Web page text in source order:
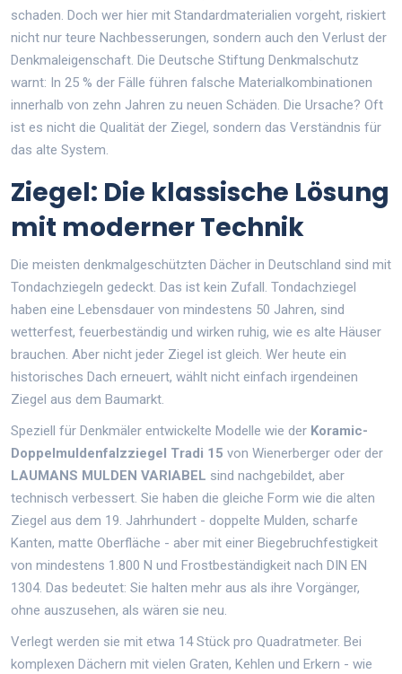
schaden. Doch wer hier mit Standardmaterialien vorgeht, riskiert
nicht nur teure Nachbesserungen, sondern auch den Verlust der
Denkmaleigenschaft. Die Deutsche Stiftung Denkmalschutz
warnt: In 25 % der Fälle führen falsche Materialkombinationen
innerhalb von zehn Jahren zu neuen Schäden. Die Ursache? Oft
ist es nicht die Qualität der Ziegel, sondern das Verständnis für
das alte System.
Ziegel: Die klassische Lösung
mit moderner Technik
Die meisten denkmalgeschützten Dächer in Deutschland sind mit
Tondachziegeln gedeckt. Das ist kein Zufall. Tondachziegel
haben eine Lebensdauer von mindestens 50 Jahren, sind
wetterfest, feuerbeständig und wirken ruhig, wie es alte Häuser
brauchen. Aber nicht jeder Ziegel ist gleich. Wer heute ein
historisches Dach erneuert, wählt nicht einfach irgendeinen
Ziegel aus dem Baumarkt.
Speziell für Denkmäler entwickelte Modelle wie der Koramic-
Doppelmuldenfalzziegel Tradi 15 von Wienerberger oder der
LAUMANS MULDEN VARIABEL sind nachgebildet, aber
technisch verbessert. Sie haben die gleiche Form wie die alten
Ziegel aus dem 19. Jahrhundert - doppelte Mulden, scharfe
Kanten, matte Oberfläche - aber mit einer Biegebruchfestigkeit
von mindestens 1.800 N und Frostbeständigkeit nach DIN EN
1304. Das bedeutet: Sie halten mehr aus als ihre Vorgänger,
ohne auszusehen, als wären sie neu.
Verlegt werden sie mit etwa 14 Stück pro Quadratmeter. Bei
komplexen Dächern mit vielen Graten, Kehlen und Erkern - wie